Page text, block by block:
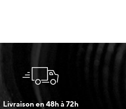
Livraison en 48h à 72h